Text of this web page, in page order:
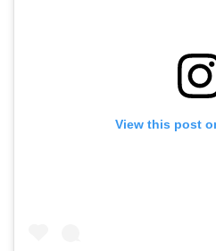
View this post